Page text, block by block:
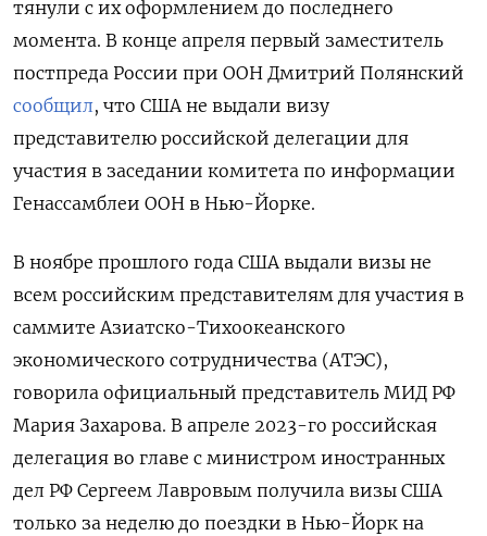
тянули с их оформлением до последнего
момента. В конце апреля первый заместитель
постпреда России при ООН Дмитрий Полянский
сообщил, что США не выдали визу
представителю российской делегации для
участия в заседании комитета по информации
Генассамблеи ООН в Нью-Йорке.
В ноябре прошлого года США выдали визы не
всем российским представителям для участия в
саммите Азиатско-Тихоокеанского
экономического сотрудничества (АТЭС),
говорила официальный представитель МИД РФ
Мария Захарова. В апреле 2023-го российская
делегация во главе с министром иностранных
дел РФ Сергеем Лавровым получила визы США
только за неделю до поездки в Нью-Йорк на